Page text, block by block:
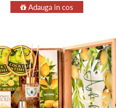
Adauga in cos